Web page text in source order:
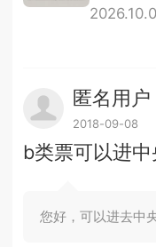
匿名用户
2018-09-08
b类票可以进
您好，可以进去中